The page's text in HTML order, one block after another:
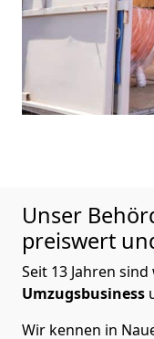
Unser
preiswert
Seit 13 Jahren
Umzugsbusiness
Wir kennen in